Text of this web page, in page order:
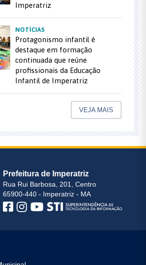
Imperatriz
NOTÍCIAS
Protagonismo infantil é
destaque em formação
continuada que reúne
profissionais da Educação
Infantil de Imperatriz
VEJA MAIS
Prefeitura de Imperatriz
Rua Rui Barbosa, 201, Centro
65900-440 - Imperatriz - MA